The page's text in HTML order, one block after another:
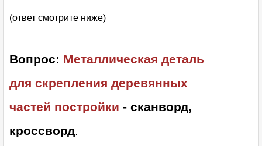
(ответ смотрите ниже)
Вопрос: Металлическая деталь
для скрепления деревянных
частей постройки - сканворд,
кроссворд.